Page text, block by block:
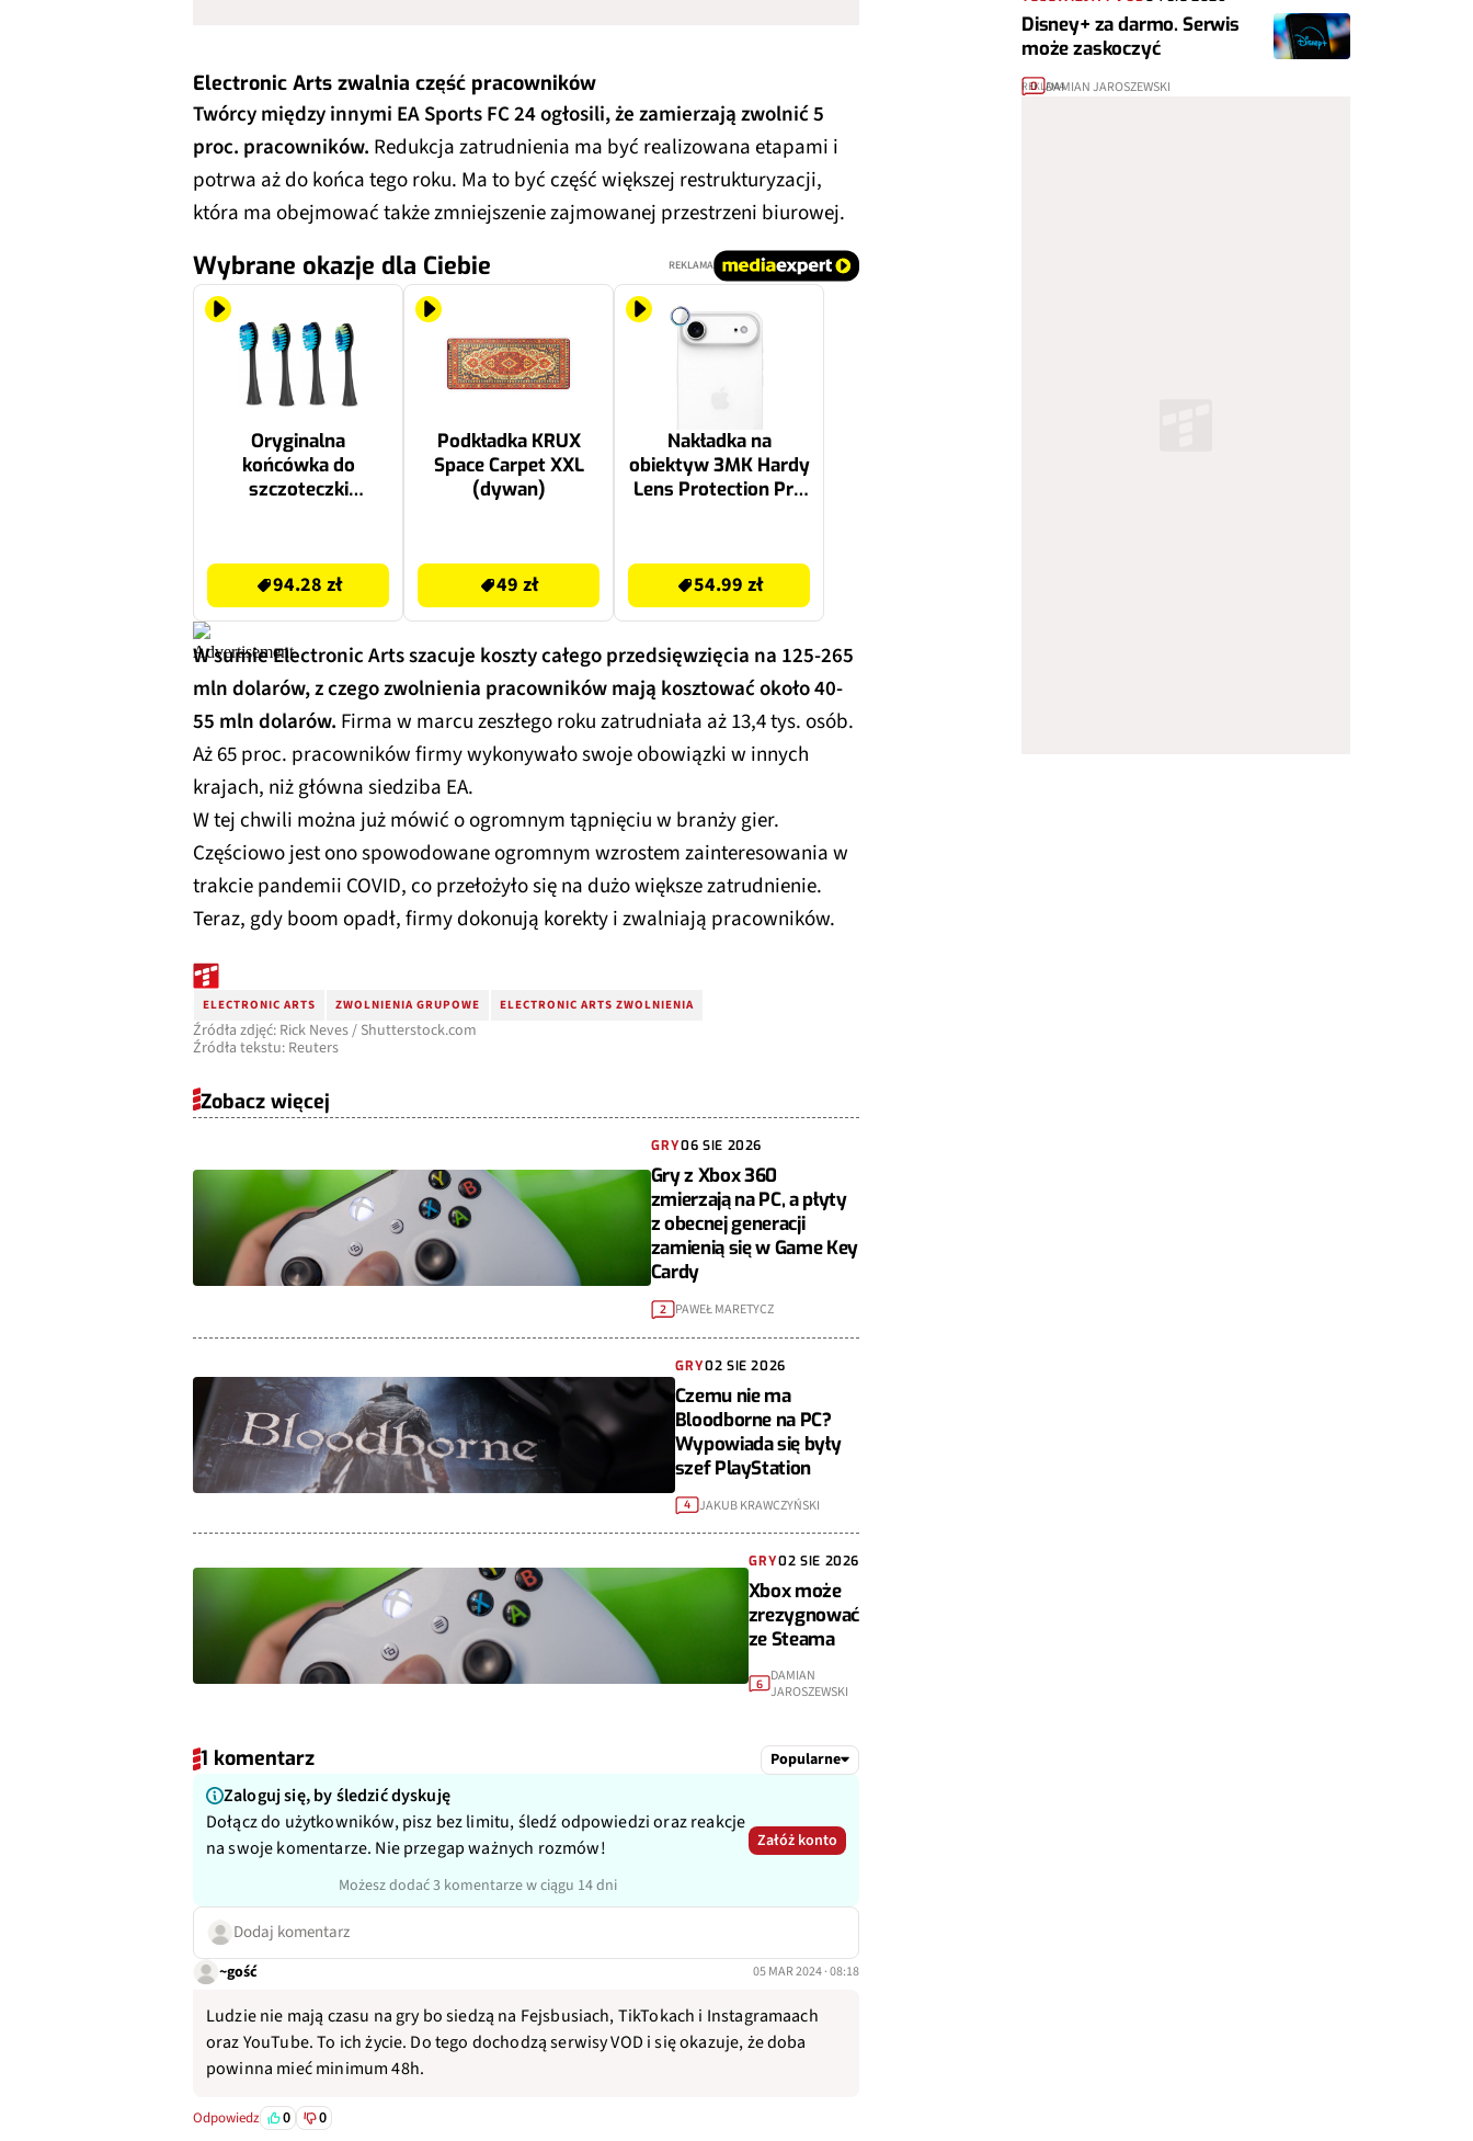
Electronic Arts zwalnia część pracowników
Twórcy między innymi EA Sports FC 24 ogłosili, że zamierzają zwolnić 5
proc. pracowników. Redukcja zatrudnienia ma być realizowana etapami i
potrwa aż do końca tego roku. Ma to być część większej restrukturyzacji,
która ma obejmować także zmniejszenie zajmowanej przestrzeni biurowej.
Wybrane okazje dla Ciebie REKLAMA
Oryginalna
końcówka do
szczoteczki
(Delikatna dla
zębów)
94.28 zł
Podkładka KRUX
Space Carpet XXL
(dywan)
49 zł
Nakładka na
obiektyw 3MK Hardy
Lens Protection Pro
54.99 zł
W sumie Electronic Arts szacuje koszty całego przedsięwzięcia na 125-265
mln dolarów, z czego zwolnienia pracowników mają kosztować około 40-
55 mln dolarów. Firma w marcu zeszłego roku zatrudniała aż 13,4 tys. osób.
Aż 65 proc. pracowników firmy wykonywało swoje obowiązki w innych
krajach, niż główna siedziba EA.
W tej chwili można już mówić o ogromnym tąpnięciu w branży gier.
Częściowo jest ono spowodowane ogromnym wzrostem zainteresowania w
trakcie pandemii COVID, co przełożyło się na dużo większe zatrudnienie.
Teraz, gdy boom opadł, firmy dokonują korekty i zwalniają pracowników.
ELECTRONIC ARTS ZWOLNIENIA GRUPOWE ELECTRONIC ARTS ZWOLNIENIA
Źródła zdjęć: Rick Neves / Shutterstock.com
Źródła tekstu: Reuters
Zobacz więcej
GRY06 SIE 2026
Gry z Xbox 360
zmierzają na PC, a płyty
z obecnej generacji
zamienią się w Game Key
Cardy
2 PAWEŁ MARETYCZ
GRY02 SIE 2026
Czemu nie ma
Bloodborne na PC?
Wypowiada się były
szef PlayStation
4 JAKUB KRAWCZYŃSKI
GRY02 SIE 2026
Xbox może
zrezygnować
ze Steama
6 DAMIAN
JAROSZEWSKI
1 komentarz Popularne
Zaloguj się, by śledzić dyskuję
Dołącz do użytkowników, pisz bez limitu, śledź odpowiedzi oraz reakcje
na swoje komentarze. Nie przegap ważnych rozmów!
Możesz dodać 3 komentarze w ciągu 14 dni
Załóż konto
Dodaj komentarz
~gość 05 MAR 2024 · 08:18
Ludzie nie mają czasu na gry bo siedzą na Fejsbusiach, TikTokach i Instagramaach
oraz YouTube. To ich życie. Do tego dochodzą serwisy VOD i się okazuje, że doba
powinna mieć minimum 48h.
Odpowiedz 0 0
Disney+ za darmo. Serwis
może zaskoczyć
0 DAMIAN JAROSZEWSKI